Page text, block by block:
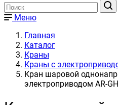
Меню
Главная
Каталог
Краны
Краны с
Кран шаровой
электроприводом AR-